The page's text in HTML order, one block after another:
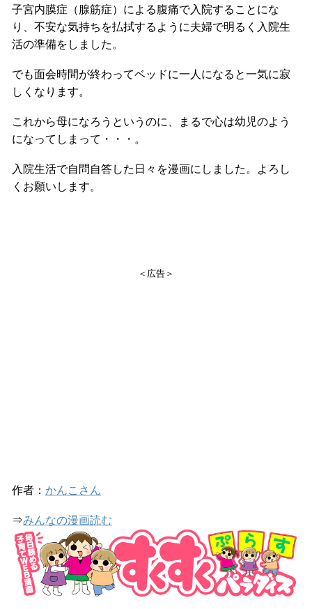
子宮内膜症（腺筋症）による腹痛で入院することにな
り、不安な気持ちを払拭するように夫婦で明るく入院生
活の準備をしました。
でも面会時間が終わってベッドに一人になると一気に寂
しくなります。
これから母になろうというのに、まるで心は幼児のよう
になってしまって・・・。
入院生活で自問自答した日々を漫画にしました。よろし
くお願いします。
＜広告＞
作者： かんこさん
⇒みんなの漫画読む